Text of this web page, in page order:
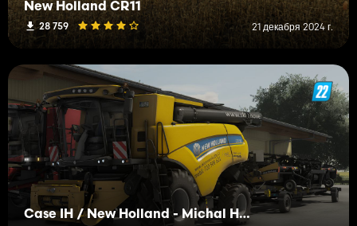
New Holland CR11
28 759 21 декабря 2024 г.
Case IH / New Holland - Michal Horák Edit